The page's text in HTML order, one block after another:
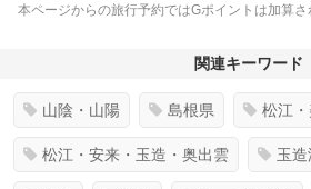
本ページからの旅行予約ではGポイントは加算さ
関連キーワード
山陰・山陽 島根県 松江
松江・安来・玉造・奥出雲 玉造